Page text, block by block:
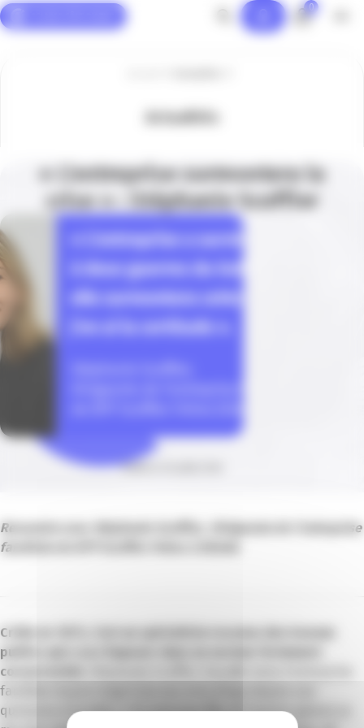
0
Actualités
« L’entreprise surmontera la
crise » : Stéphanie Scoffier
Publié le 20 juillet 2020
Rencontre avec Stéphanie Scoffier,
Dirigeante de l’entreprise
familiale de BTP Scoffier Frères à Gilette
Créée en 1973, c’est un spécialiste reconnu des travaux
publics qui a su s’imposer dans un secteur fortement
concurrentiel.
familiale depuis vingt-trois ans et la dirige depuis une
quinzaine d’années. « En tant que fille de l’ancien gérant, je
Panneau de gestion des cookies